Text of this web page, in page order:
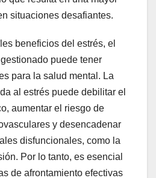
situaciones desafiantes.
beneficios del estrés, el
puede tener
para la salud mental. La
al estrés puede debilitar el
aumentar el riesgo de
y desencadenar
disfuncionales, como la
Por lo tanto, es esencial
de afrontamiento efectivas